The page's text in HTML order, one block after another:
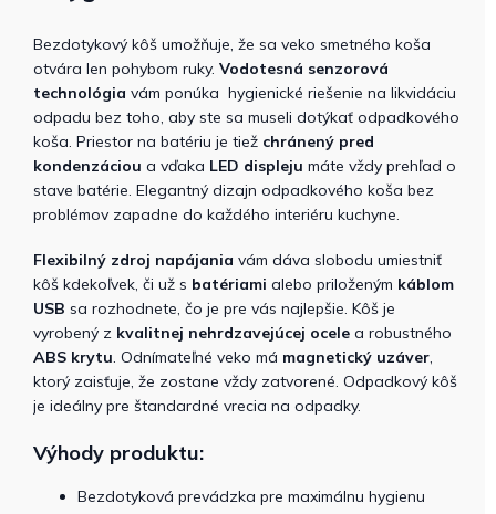
Bezdotykový kôš umožňuje, že sa veko smetného koša
otvára len pohybom ruky. Vodotesná senzorová
technológia vám ponúka hygienické riešenie na likvidáciu
odpadu bez toho, aby ste sa museli dotýkať odpadkového
koša. Priestor na batériu je tiež chránený pred
kondenzáciou a vďaka LED displeju máte vždy prehľad o
stave batérie. Elegantný dizajn odpadkového koša bez
problémov zapadne do každého interiéru kuchyne.
Flexibilný zdroj napájania vám dáva slobodu umiestniť
kôš kdekoľvek, či už s batériami alebo priloženým káblom
USB sa rozhodnete, čo je pre vás najlepšie. Kôš je
vyrobený z kvalitnej nehrdzavejúcej ocele a robustného
ABS krytu . Odnímateľné veko má magnetický uzáver
ktorý zaisťuje, že zostane vždy zatvorené. Odpadkový kôš
je ideálny pre štandardné vrecia na odpadky.
Výhody produktu:
Bezdotyková prevádzka pre maximálnu hygienu